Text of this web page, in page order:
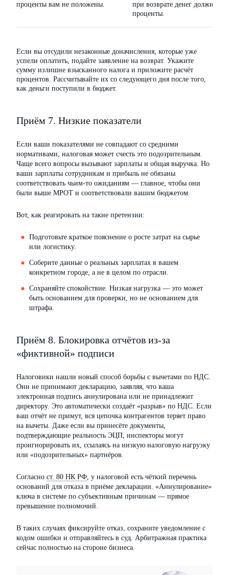
проценты вам не положены.
при возврате денег должны
проценты.
Если вы отсудили незаконные доначисления, которые уже
успели оплатить, подайте заявление на возврат. Укажите
сумму излишне взысканного налога и приложите расчёт
процентов. Рассчитывайте их со следующего дня после того,
как деньги поступили в бюджет.
Приём 7. Низкие показатели
Если ваши показателями не совпадают со средними
нормативами, налоговая может счесть это подозрительным.
Чаще всего вопросы вызывают зарплаты и общая выручка. Но
ваши зарплаты сотрудникам и прибыль не обязаны
соответствовать чьим-то ожиданиям — главное, чтобы они
были выше МРОТ и соответствовали вашим бюджетом.
Вот, как реагировать на такие претензии:
Подготовьте краткое пояснение о росте затрат на сырье
или логистику.
Соберите данные о реальных зарплатах в вашем
конкретном городе, а не в целом по отрасли.
Сохраняйте спокойствие. Низкая нагрузка — это может
быть основанием для проверки, но не основанием для
штрафа.
Приём 8. Блокировка отчётов из-за
«фиктивной» подписи
Налоговики нашли новый способ борьбы с вычетами по НДС.
Они не принимают декларацию, заявляя, что ваша
электронная подпись аннулирована или не принадлежит
директору. Это автоматически создаёт «разрыв» по НДС. Если
ваш отчёт не примут, вся цепочка контрагентов теряет право
на вычеты. Даже если вы принесёте документы,
подтверждающие реальность ЭЦП, инспекторы могут
проигнорировать их, ссылаясь на низкую налоговую нагрузку
или «подозрительных» партнёров.
Согласно ст. 80 НК РФ, у налоговой есть чёткий перечень
оснований для отказа в приёме декларации. «Аннулирование»
ключа в системе по субъективным причинам — прямое
превышение полномочий.
В таких случаях фиксируйте отказ, сохраните уведомление с
кодом ошибки и отправляйтесь в суд. Арбитражная практика
сейчас полностью на стороне бизнеса.